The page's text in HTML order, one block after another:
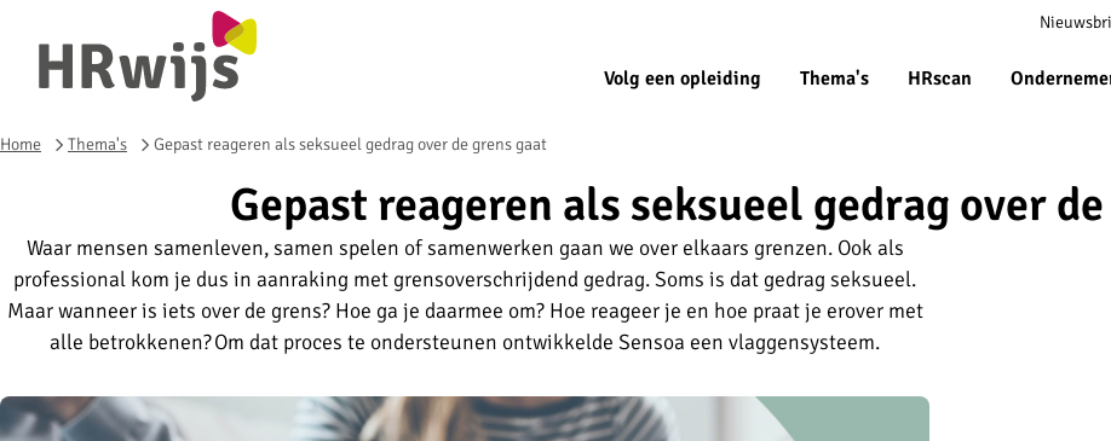
Volg een opleiding Thema's HRscan
Meta
Home Thema's Gepast reageren als seksueel gedrag over de grens gaat
Gepast reageren als seksueel gedrag over
Waar mensen samenleven, samen spelen of samenwerken gaan we over elkaars grenzen. Ook als
professional kom je dus in aanraking met grensoverschrijdend gedrag. Soms is dat gedrag seksueel.
Maar wanneer is iets over de grens? Hoe ga je daarmee om? Hoe reageer je en hoe praat je erover met
alle betrokkenen? Om dat proces te ondersteunen ontwikkelde Sensoa een vlaggensysteem.